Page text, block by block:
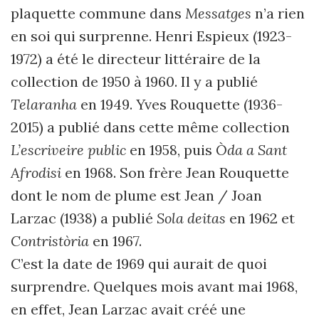
plaquette commune dans Messatges n’a rien
en soi qui surprenne. Henri Espieux (1923-
1972) a été le directeur littéraire de la
collection de 1950 à 1960. Il y a publié
Telaranha en 1949. Yves Rouquette (1936-
2015) a publié dans cette même collection
L’escriveire public en 1958, puis Òda a Sant
Afrodisi en 1968. Son frère Jean Rouquette
dont le nom de plume est Jean / Joan
Larzac (1938) a publié Sola deitas en 1962 et
Contristòria en 1967.
C’est la date de 1969 qui aurait de quoi
surprendre. Quelques mois avant mai 1968,
en effet, Jean Larzac avait créé une